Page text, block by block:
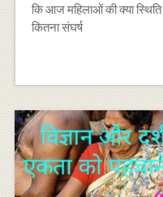
कि आज महिलाओं की क्या
कितना संघर्ष